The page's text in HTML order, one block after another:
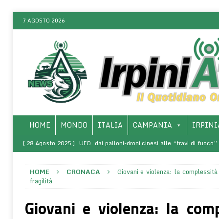
7 AGOSTO 2026
HOME MONDO ITALIA CAMPANIA
[ 28 Agosto 2025 ] UFO: dai palloni-droni cinesi alle “travi di
[ 8 Marzo 2025 ] SALERNO – Presso l’Arcidiocesi, la
[ 7 Agosto 2026 ]
La magia del “forest bathing” e degli “ambienti
HOME CRONACA
Giovani e violenza: la
fragilità
Giovani e violenza: la